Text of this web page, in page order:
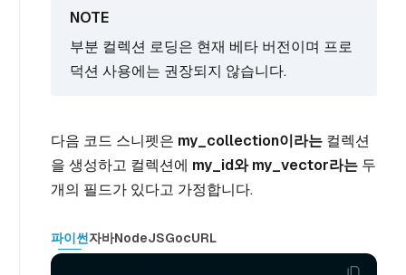
부분 컬렉션 로딩은 현재 베타 버전이며 프로
덕션 사용에는 권장되지 않습니다.
다음 코드 스니펫은 my_collection이라는 컬렉션
을 생성하고 컬렉션에 my_id와 my_vector라는 두
개의 필드가 있다고 가정합니다.
파이썬자바NodeJSGocURL